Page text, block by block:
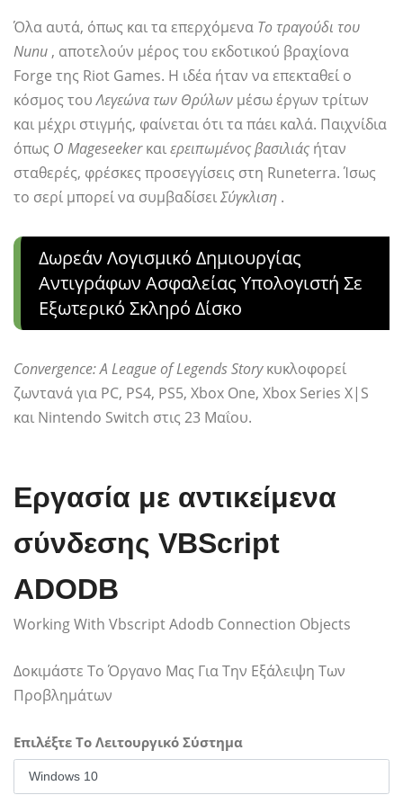
Όλα αυτά, όπως και τα επερχόμενα Το τραγούδι του
Nunu , αποτελούν μέρος του εκδοτικού βραχίονα
Forge της Riot Games. Η ιδέα ήταν να επεκταθεί ο
κόσμος τουΛεγεώνα των Θρύλων μέσω έργων τρίτων
και μέχρι στιγμής, φαίνεται ότι τα πάει καλά. Παιχνίδια
όπως Ο Mageseekerκαιερειπωμένος βασιλιάς ήταν
σταθερές, φρέσκες προσεγγίσεις στη Runeterra. Ίσως
το σερί μπορεί να συμβαδίσειΣύγκλιση .
Δωρεάν Λογισμικό Δημιουργίας
Αντιγράφων Ασφαλείας Υπολογιστή Σε
Εξωτερικό Σκληρό Δίσκο
Convergence: A League of Legends Storyκυκλοφορεί
ζωντανά για PC, PS4, PS5, Xbox One, Xbox Series X|S
και Nintendo Switch στις 23 Μαΐου.
Εργασία με αντικείμενα
σύνδεσης VBScript
ADODB
Working With Vbscript Adodb Connection Objects
Δοκιμάστε Το Όργανο Μας Για Την Εξάλειψη Των
Προβλημάτων
Επιλέξτε Το Λειτουργικό Σύστημα